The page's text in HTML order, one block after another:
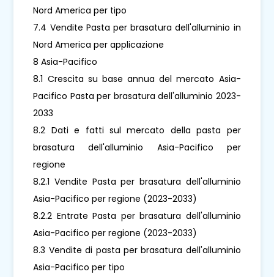
Nord America per tipo
7.4 Vendite Pasta per brasatura dell'alluminio in
Nord America per applicazione
8 Asia-Pacifico
8.1 Crescita su base annua del mercato Asia-
Pacifico Pasta per brasatura dell'alluminio 2023-
2033
8.2 Dati e fatti sul mercato della pasta per
brasatura dell'alluminio Asia-Pacifico per
regione
8.2.1 Vendite Pasta per brasatura dell'alluminio
Asia-Pacifico per regione (2023-2033)
8.2.2 Entrate Pasta per brasatura dell'alluminio
Asia-Pacifico per regione (2023-2033)
8.3 Vendite di pasta per brasatura dell'alluminio
Asia-Pacifico per tipo